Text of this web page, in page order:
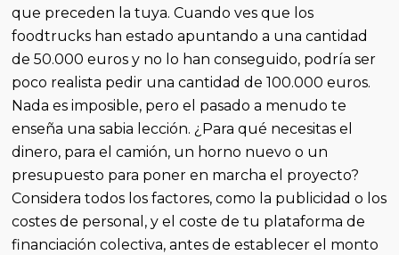
que preceden la tuya. Cuando ves que los
foodtrucks han estado apuntando a una cantidad
de 50.000 euros y no lo han conseguido, podría ser
poco realista pedir una cantidad de 100.000 euros.
Nada es imposible, pero el pasado a menudo te
enseña una sabia lección. ¿Para qué necesitas el
dinero, para el camión, un horno nuevo o un
presupuesto para poner en marcha el proyecto?
Considera todos los factores, como la publicidad o los
costes de personal, y el coste de tu plataforma de
financiación colectiva, antes de establecer el monto